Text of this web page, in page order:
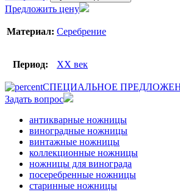
Предложить цену
Материал: Серебрение
Период: XX век
СПЕЦИАЛЬНОЕ
Задать вопрос
антикварные ножницы
виноградные ножницы
винтажные ножницы
коллекционные ножницы
ножницы для винограда
посеребренные ножницы
старинные ножницы